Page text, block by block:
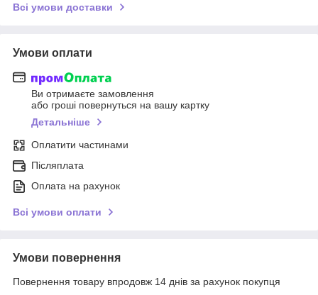
Всі умови доставки
Умови оплати
Ви отримаєте замовлення
або гроші повернуться на вашу картку
Детальніше
Оплатити частинами
Післяплата
Оплата на рахунок
Всі умови оплати
Умови повернення
Повернення товару впродовж 14 днів за рахунок покупця